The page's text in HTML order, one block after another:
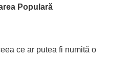
Populară
ce ar putea fi numită o